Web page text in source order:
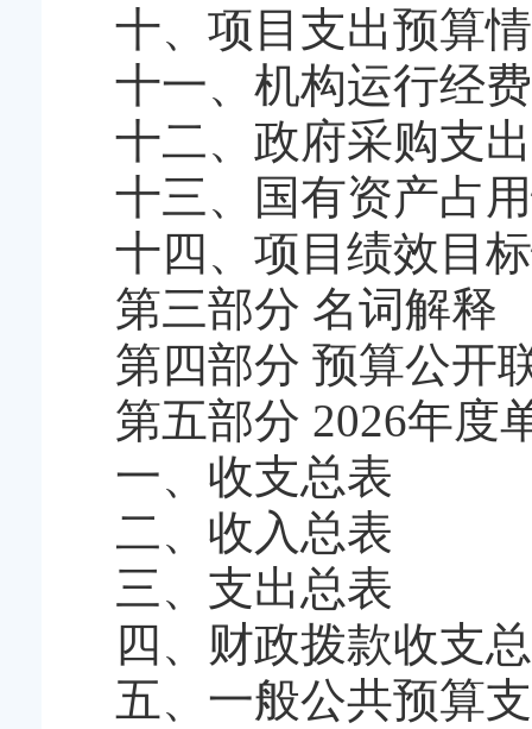
十、项目支出预算
十一、机构运行经
十二、政府采购支
十三、国有资产占
十四、项目绩效目
第三部分 名词解释
第四部分 预算公开
第五部分 2026年度
一、收支总表
二、收入总表
三、支出总表
四、财政拨款收支
五、一般公共预算